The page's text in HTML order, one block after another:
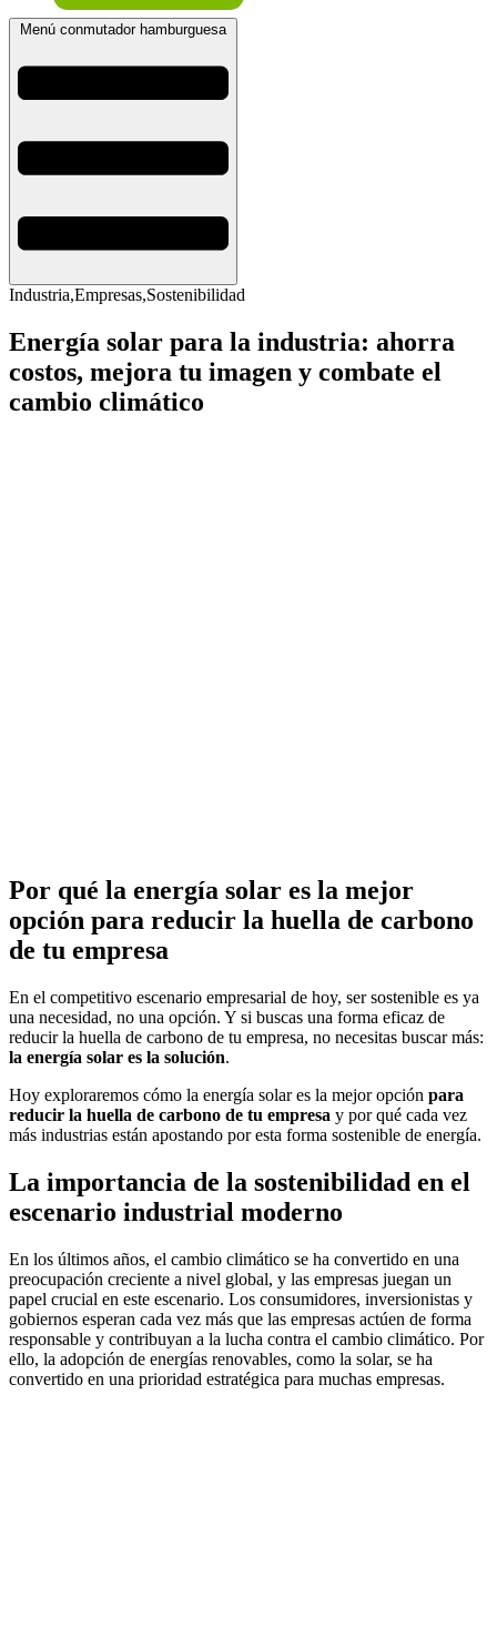
Menú conmutador hamburguesa
Industria,Empresas,Sostenibilidad
Energía solar para la industria: ahorra
costos, mejora tu imagen y combate el
cambio climático
Por qué la energía solar es la mejor
opción para reducir la huella de carbono
de tu empresa
En el competitivo escenario empresarial de hoy, ser sostenible es ya
una necesidad, no una opción. Y si buscas una forma eficaz de
reducir la huella de carbono de tu empresa, no necesitas buscar más:
la energía solar es la solución.
Hoy exploraremos cómo la energía solar es la mejor opción para
reducir la huella de carbono de tu empresa y por qué cada vez
más industrias están apostando por esta forma sostenible de energía.
La importancia de la sostenibilidad en el
escenario industrial moderno
En los últimos años, el cambio climático se ha convertido en una
preocupación creciente a nivel global, y las empresas juegan un
papel crucial en este escenario. Los consumidores, inversionistas y
gobiernos esperan cada vez más que las empresas actúen de forma
responsable y contribuyan a la lucha contra el cambio climático. Por
ello, la adopción de energías renovables, como la solar, se ha
convertido en una prioridad estratégica para muchas empresas.